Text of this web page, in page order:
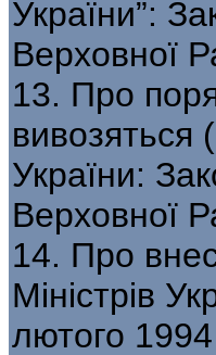
України”:
Верховної
13. Про
України:
Верховної
14. Про
Міністрів
лютого